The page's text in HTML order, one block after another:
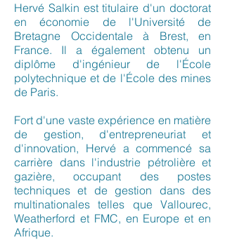
Hervé Salkin est titulaire d'un doctorat
en économie de l'Université de
Bretagne Occidentale à Brest, en
France. Il a également obtenu un
diplôme d'ingénieur de l'École
polytechnique et de l'École des mines
de Paris.
Fort d'une vaste expérience en matière
de gestion, d'entrepreneuriat et
d'innovation, Hervé a commencé sa
carrière dans l'industrie pétrolière et
gazière, occupant des postes
techniques et de gestion dans des
multinationales telles que Vallourec,
Weatherford et FMC, en Europe et en
Afrique.